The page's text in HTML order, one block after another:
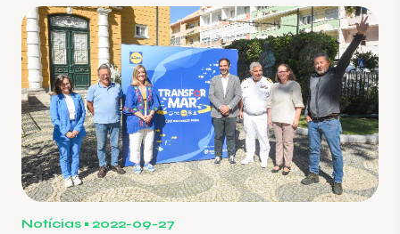
Notícias 2022-09-27